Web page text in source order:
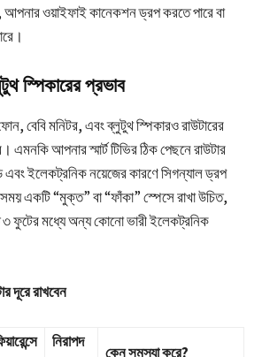
ওয়াইফাই কানেকশন ড্রপ করতে পারে বা
স্পিকারের প্রভাব
বেবি মনিটর, এবং ব্লুটুথ স্পিকারও রাউটারের
এমনকি আপনার স্মার্ট টিভির ঠিক পেছনে রাউটার
এবং ইলেকট্রনিক নয়েজের কারণে সিগন্যাল ড্রপ
একটি “মুক্ত” বা “ফাঁকা” স্পেসে রাখা উচিত,
ফুটের মধ্যে অন্য কোনো ভারী ইলেকট্রনিক
দূরে রাখবেন
নিরাপদ
কেন সমস্যা করে?